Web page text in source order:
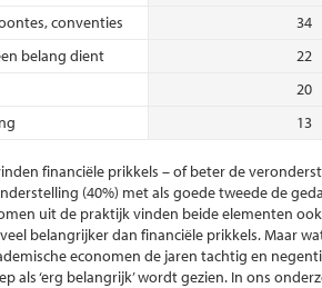
conventies
34
belang dient
22
20
13
financiële prikkels – of beter de
(40%) met als goede tweede de
uit de praktijk vinden beide elementen
belangrijker dan financiële prikkels. Maar
economen de jaren tachtig en
als ‘erg belangrijk’ wordt gezien. In ons